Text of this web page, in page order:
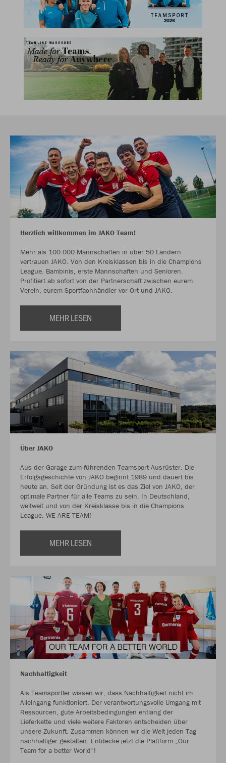
Herzlich willkommen im JAKO Team!
Mehr als 100.000 Mannschaften in über 50 Ländern
vertrauen JAKO. Von den Kreisklassen bis in die Champions
League. Bambinis, erste Mannschaften und Senioren.
Profitiert ab sofort von der Partnerschaft zwischen eurem
Verein, eurem Sportfachhändler vor Ort und JAKO.
MEHR LESEN
Über JAKO
Aus der Garage zum führenden Teamsport-Ausrüster. Die
Erfolgsgeschichte von JAKO beginnt 1989 und dauert bis
heute an. Seit der Gründung ist es das Ziel von JAKO, der
optimale Partner für alle Teams zu sein. In Deutschland,
weltweit und von der Kreisklasse bis in die Champions
League. WE ARE TEAM!
MEHR LESEN
Nachhaltigkeit
Als Teamsportler wissen wir, dass Nachhaltigkeit nicht im
Alleingang funktioniert. Der verantwortungsvolle Umgang mit
Ressourcen, gute Arbeitsbedingungen entlang der
Lieferkette und viele weitere Faktoren entscheiden über
unsere Zukunft. Zusammen können wir die Welt jeden Tag
nachhaltiger gestalten. Entdecke jetzt die Plattform „Our
Team for a better World“!